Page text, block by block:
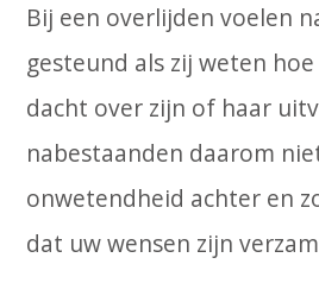
Bij een overlijden voelen
gesteund als zij weten
dacht over zijn of haar
nabestaanden daarom
onwetendheid achter en
dat uw wensen zijn